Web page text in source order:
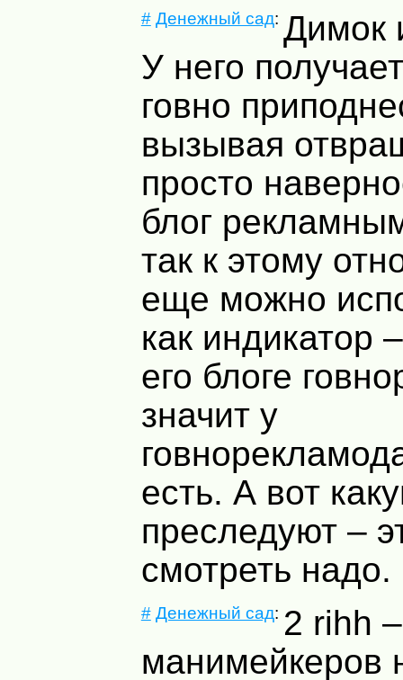
# Денежный сад: Димок
У него
говно
вызывая
просто
блог
так к этому
еще можно
как индикатор
его блоге
значит у
есть. А вот
преследуют –
смотреть надо.
# Денежный сад: 2 rihh
манимейкеров